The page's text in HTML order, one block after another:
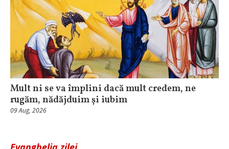
Mult ni se va împlini dacă mult credem, ne
rugăm, nădăjduim și iubim
09 Aug, 2026